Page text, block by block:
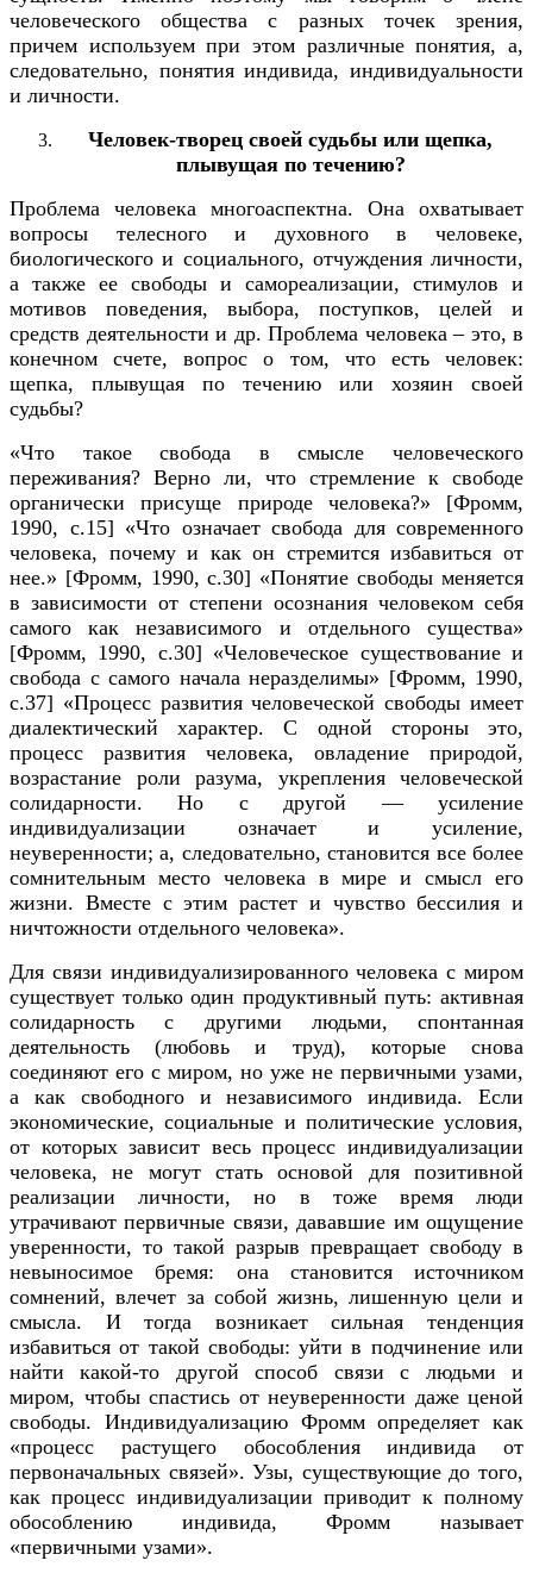
человеческого общества с разных точек зрения,
причем используем при этом различные понятия, а,
следовательно, понятия индивида, индивидуальности
и личности.
Человек-творец своей судьбы или щепка,
плывущая по течению?
Проблема человека многоаспектна. Она охватывает
вопросы телесного и духовного в человеке,
биологического и социального, отчуждения личности,
а также ее свободы и самореализации, стимулов и
мотивов поведения, выбора, поступков, целей и
средств деятельности и др. Проблема человека – это, в
конечном счете, вопрос о том, что есть человек:
щепка, плывущая по течению или хозяин своей
судьбы?
«Что такое свобода в смысле человеческого
переживания? Верно ли, что стремление к свободе
органически присуще природе человека?» [Фромм,
1990, c.15] «Что означает свобода для современного
человека, почему и как он стремится избавиться от
нее.» [Фромм, 1990, c.30] «Понятие свободы меняется
в зависимости от степени осознания человеком себя
самого как независимого и отдельного существа»
[Фромм, 1990, c.30] «Человеческое существование и
свобода с самого начала неразделимы» [Фромм, 1990,
c.37] «Процесс развития человеческой свободы имеет
диалектический характер. С одной стороны это,
процесс развития человека, овладение природой,
возрастание роли разума, укрепления человеческой
солидарности. Но с другой — усиление
индивидуализации означает и усиление,
неуверенности; а, следовательно, становится все более
сомнительным место человека в мире и смысл его
жизни. Вместе с этим растет и чувство бессилия и
ничтожности отдельного человека».
Для связи индивидуализированного человека с миром
существует только один продуктивный путь: активная
солидарность с другими людьми, спонтанная
деятельность (любовь и труд), которые снова
соединяют его с миром, но уже не первичными узами,
а как свободного и независимого индивида. Если
экономические, социальные и политические условия,
от которых зависит весь процесс индивидуализации
человека, не могут стать основой для позитивной
реализации личности, но в тоже время люди
утрачивают первичные связи, дававшие им ощущение
уверенности, то такой разрыв превращает свободу в
невыносимое бремя: она становится источником
сомнений, влечет за собой жизнь, лишенную цели и
смысла. И тогда возникает сильная тенденция
избавиться от такой свободы: уйти в подчинение или
найти какой-то другой способ связи с людьми и
миром, чтобы спастись от неуверенности даже ценой
свободы. Индивидуализацию Фромм определяет как
«процесс растущего обособления индивида от
первоначальных связей». Узы, существующие до того,
как процесс индивидуализации приводит к полному
обособлению индивида, Фромм называет
«первичными узами».